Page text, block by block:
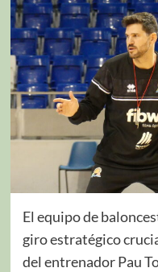
El equipo de
giro estratégico
del entrenador Pau